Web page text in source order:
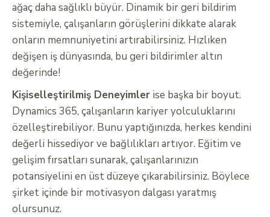
ağaç daha sağlıklı büyür. Dinamik bir geri bildirim
sistemiyle, çalışanların görüşlerini dikkate alarak
onların memnuniyetini artırabilirsiniz. Hızlıken
değişen iş dünyasında, bu geri bildirimler altın
değerinde!
Kişiselleştirilmiş Deneyimler ise başka bir boyut.
Dynamics 365, çalışanların kariyer yolculuklarını
özelleştirebiliyor. Bunu yaptığınızda, herkes kendini
değerli hissediyor ve bağlılıkları artıyor. Eğitim ve
gelişim fırsatları sunarak, çalışanlarınızın
potansiyelini en üst düzeye çıkarabilirsiniz. Böylece
şirket içinde bir motivasyon dalgası yaratmış
olursunuz.